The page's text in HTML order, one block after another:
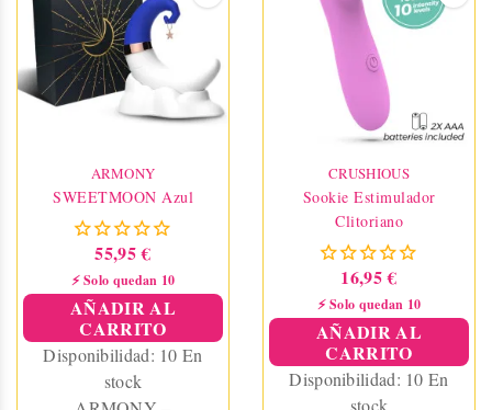
por extremo. Recargable,
resistente al agua y de tacto
sedoso.
ARMONY
SWEETMOON Azul
55,95 €
⚡ Solo quedan 10
AÑADIR AL
CARRITO
Disponibilidad: 10 En
stock
CRUSHIOUS
Sookie Estimulador
Clitoriano
16,95 €
⚡ Solo quedan 10
AÑADIR AL
CARRITO
Disponibilidad: 10 En
stock